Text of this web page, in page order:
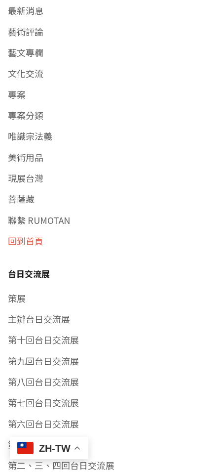
ZH-TW
最新消息
藝術評論
藝文專欄
文化交流
專案
專案分類
唯識宗法義
美術用品
現展台灣
菩薩藏
聯繫 RUMOTAN
回到首頁
台日交流展
策展
主辦台日交流展
第十回台日交流展
第九回台日交流展
第八回台日交流展
第七回台日交流展
第六回台日交流展
第五回台日交流展
第二、三、四回台日交流展